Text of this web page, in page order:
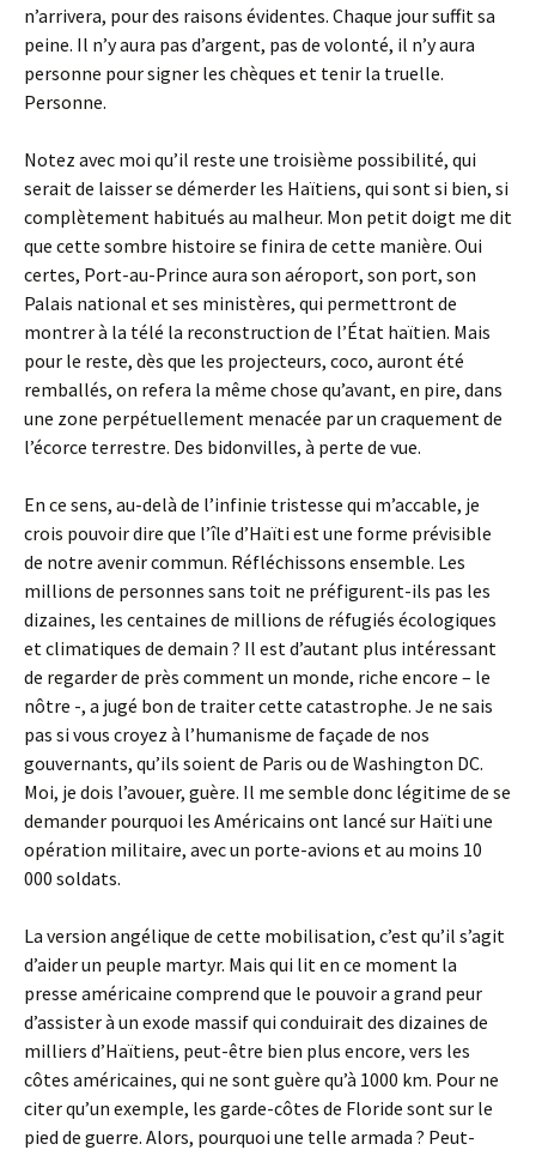
n’arrivera, pour des raisons évidentes. Chaque jour suffit sa
peine. Il n’y aura pas d’argent, pas de volonté, il n’y aura
personne pour signer les chèques et tenir la truelle.
Personne.
Notez avec moi qu’il reste une troisième possibilité, qui
serait de laisser se démerder les Haïtiens, qui sont si bien, si
complètement habitués au malheur. Mon petit doigt me dit
que cette sombre histoire se finira de cette manière. Oui
certes, Port-au-Prince aura son aéroport, son port, son
Palais national et ses ministères, qui permettront de
montrer à la télé la reconstruction de l’État haïtien. Mais
pour le reste, dès que les projecteurs, coco, auront été
remballés, on refera la même chose qu’avant, en pire, dans
une zone perpétuellement menacée par un craquement de
l’écorce terrestre. Des bidonvilles, à perte de vue.
En ce sens, au-delà de l’infinie tristesse qui m’accable, je
crois pouvoir dire que l’île d’Haïti est une forme prévisible
de notre avenir commun. Réfléchissons ensemble. Les
millions de personnes sans toit ne préfigurent-ils pas les
dizaines, les centaines de millions de réfugiés écologiques
et climatiques de demain ? Il est d’autant plus intéressant
de regarder de près comment un monde, riche encore – le
nôtre -, a jugé bon de traiter cette catastrophe. Je ne sais
pas si vous croyez à l’humanisme de façade de nos
gouvernants, qu’ils soient de Paris ou de Washington DC.
Moi, je dois l’avouer, guère. Il me semble donc légitime de se
demander pourquoi les Américains ont lancé sur Haïti une
opération militaire, avec un porte-avions et au moins 10
000 soldats.
La version angélique de cette mobilisation, c’est qu’il s’agit
d’aider un peuple martyr. Mais qui lit en ce moment la
presse américaine comprend que le pouvoir a grand peur
d’assister à un exode massif qui conduirait des dizaines de
milliers d’Haïtiens, peut-être bien plus encore, vers les
côtes américaines, qui ne sont guère qu’à 1000 km. Pour ne
citer qu’un exemple, les garde-côtes de Floride sont sur le
pied de guerre. Alors, pourquoi une telle armada ? Peut-